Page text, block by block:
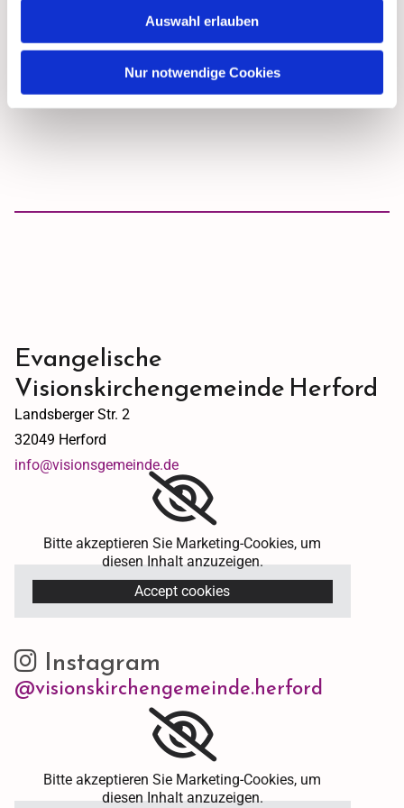
Auswahl erlauben
Nur notwendige Cookies
Psalm 31,16
Der Herr ist mein Hirte, mir wird nichts mangeln.
Pslam 23,1
Evangelische
Visionskirchengemeinde Herford
Landsberger Str. 2
32049 Herford
info@visionsgemeinde.de
Bitte akzeptieren Sie Marketing-Cookies, um
diesen Inhalt anzuzeigen.
Accept cookies
 Instagram
@visionskirchengemeinde.herford
Bitte akzeptieren Sie Marketing-Cookies, um
diesen Inhalt anzuzeigen.